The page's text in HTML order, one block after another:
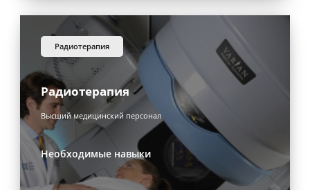
радиотерапия
Радиотерапия
Высший медицинский персонал
Необходимые навыки